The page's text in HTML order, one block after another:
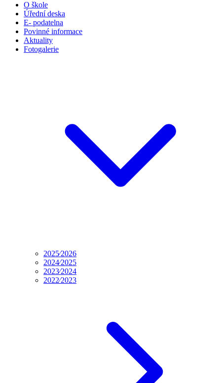
O škole
Úřední deska
E- podatelna
Povinné informace
Aktuality
Fotogalerie
2025⁄2026
2024⁄2025
2023⁄2024
2022⁄2023